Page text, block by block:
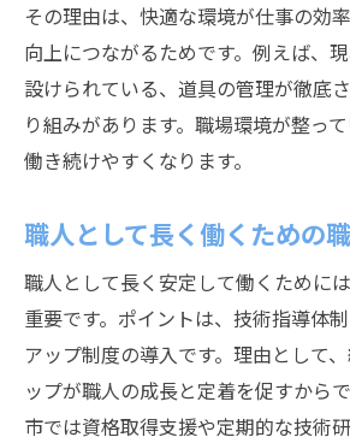
その理由は、快適な環境が仕事の効
向上につながるためです。例えば、
設けられている、道具の管理が徹底
り組みがあります。職場環境が整っ
働き続けやすくなります。
職人として長く働くための
職人として長く安定して働くために
重要です。ポイントは、技術指導体
アップ制度の導入です。理由として、
ップが職人の成長と定着を促すからで
市では資格取得支援や定期的な技術